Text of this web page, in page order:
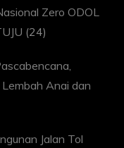
Zero ODOL
(24)
Anai dan
Jalan Tol